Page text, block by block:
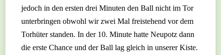
jedoch in den ersten drei Minuten den Ball nicht im Tor
unterbringen obwohl wir zwei Mal freistehend vor dem
Torhüter standen. In der 10. Minute hatte Neupotz dann
die erste Chance und der Ball lag gleich in unserer Kiste.